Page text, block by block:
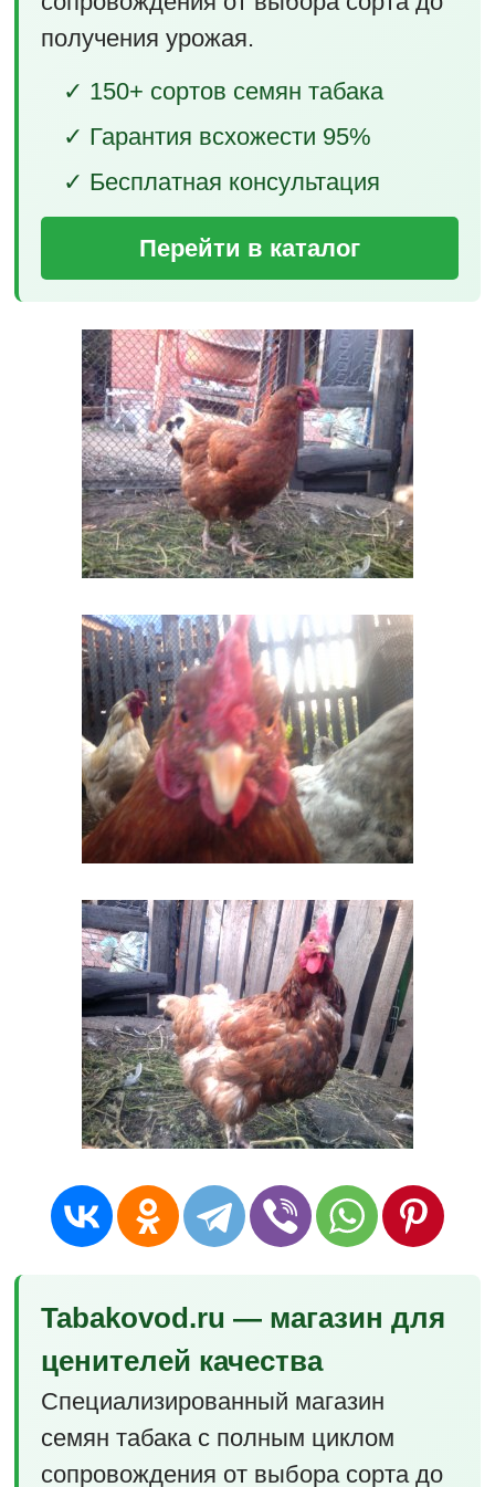
получения урожая.
✓ 150+ сортов семян табака
✓ Гарантия всхожести 95%
✓ Бесплатная консультация
Перейти в каталог
Tabakovod.ru — магазин для
ценителей качества
Специализированный магазин
семян табака с полным циклом
сопровождения от выбора сорта до